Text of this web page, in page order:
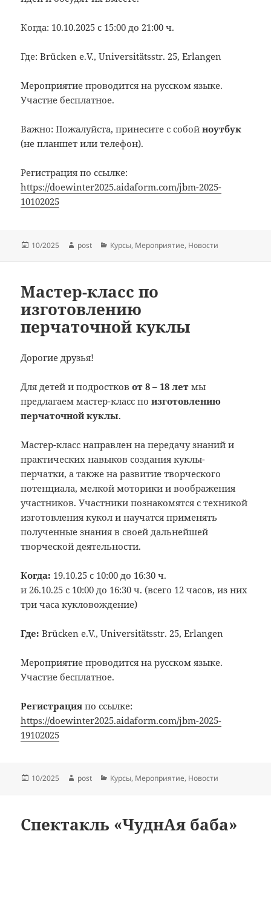
Когда: 10.10.2025 с 15:00 до 21:00 ч.
Где: Brücken e.V., Universitätsstr. 25, Erlangen
Мероприятие проводится на русском языке.
Участие бесплатное.
Важно: Пожалуйста, принесите с собойноутбук
(не планшет или телефон).
Регистрация по ссылке:
https://doewinter2025.aidaform.com/jbm-2025-
10102025
Опубликовано
10/2025 Автор
post Рубрики
Курсы, Мероприятие, Новости
Мастер-класс по
изготовлению
перчаточной куклы
Дорогие друзья!
Для детей и подростковот 8 – 18 лет мы
предлагаем мастер-класс поизготовлению
перчаточной куклы.
Мастер-класс направлен на передачу знаний и
практических навыков создания куклы-
перчатки, а также на развитие творческого
потенциала, мелкой моторики и воображения
участников. Участники познакомятся с техникой
изготовления кукол и научатся применять
полученные знания в своей дальнейшей
творческой деятельности.
Когда: 19.10.25 с 10:00 до 16:30 ч.
и 26.10.25 с 10:00 до 16:30 ч. (всего 12 часов, из них
три часа кукловождение)
Где: Brücken e.V., Universitätsstr. 25, Erlangen
Мероприятие проводится на русском языке.
Участие бесплатное.
Регистрацияпо ссылке:
https://doewinter2025.aidaform.com/jbm-2025-
19102025
Опубликовано
10/2025 Автор
post Рубрики
Курсы, Мероприятие, Новости
Cпектакль «ЧуднАя баба»